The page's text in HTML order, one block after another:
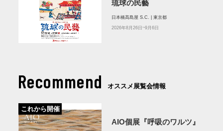
琉球の民藝
日本橋髙島屋 S.C. | 東京都
2026年8月26日~9月6日
Recommend オススメ展覧会情報
これから開催
AIO個展『呼吸のワルツ』